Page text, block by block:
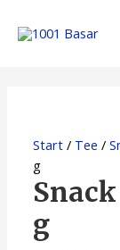
Start / Tee /
g
g